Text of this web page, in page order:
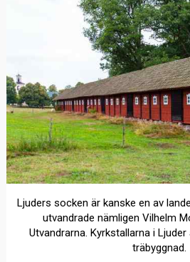
Ljuders socken är kanske en av
utvandrade nämligen Vilhelm
Utvandrarna. Kyrkstallarna i
träbyggnad.